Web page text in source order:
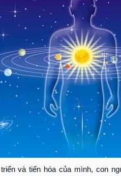
và tiến hóa của mình, con